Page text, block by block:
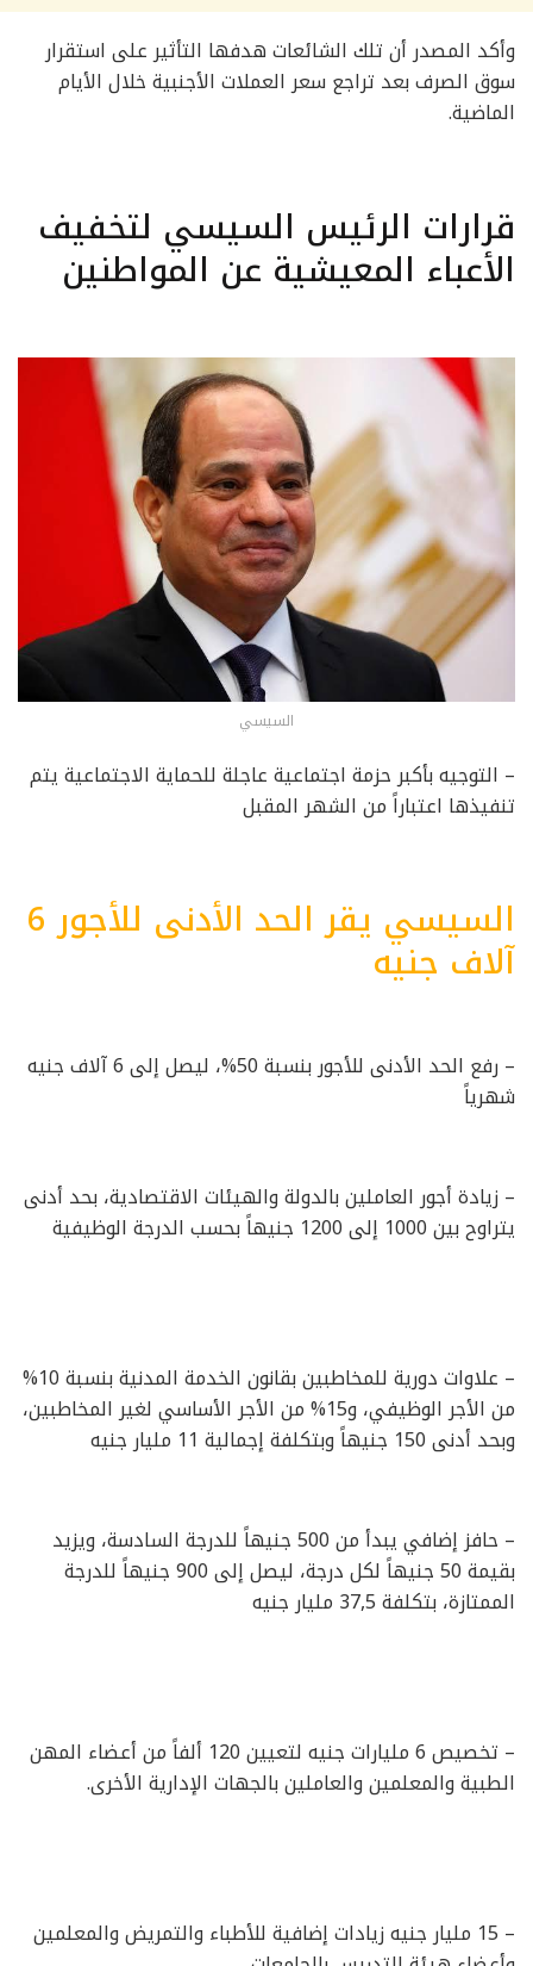
وأكد المصدر أن تلك الشائعات هدفها التأثير على استقرار
سوق الصرف بعد تراجع سعر العملات الأجنبية خلال الأيام
الماضية.
قرارات الرئيس السيسي لتخفيف
الأعباء المعيشية عن المواطنين
السيسي
– التوجيه بأكبر حزمة اجتماعية عاجلة للحماية الاجتماعية يتم
تنفيذها اعتباراً من الشهر المقبل
السيسي يقر الحد الأدنى للأجور 6
آلاف جنيه
– رفع الحد الأدنى للأجور بنسبة 50%، ليصل إلى 6 آلاف جنيه
شهرياً
– زيادة أجور العاملين بالدولة والهيئات الاقتصادية، بحد أدنى
يتراوح بين 1000 إلى 1200 جنيهاً بحسب الدرجة الوظيفية
– علاوات دورية للمخاطبين بقانون الخدمة المدنية بنسبة 10%
من الأجر الوظيفي، و15% من الأجر الأساسي لغير المخاطبين،
وبحد أدنى 150 جنيهاً وبتكلفة إجمالية 11 مليار جنيه
– حافز إضافي يبدأ من 500 جنيهاً للدرجة السادسة، ويزيد
بقيمة 50 جنيهاً لكل درجة، ليصل إلى 900 جنيهاً للدرجة
الممتازة، بتكلفة 37,5 مليار جنيه
– تخصيص 6 مليارات جنيه لتعيين 120 ألفاً من أعضاء المهن
الطبية والمعلمين والعاملين بالجهات الإدارية الأخرى.
– 15 مليار جنيه زيادات إضافية للأطباء والتمريض والمعلمين